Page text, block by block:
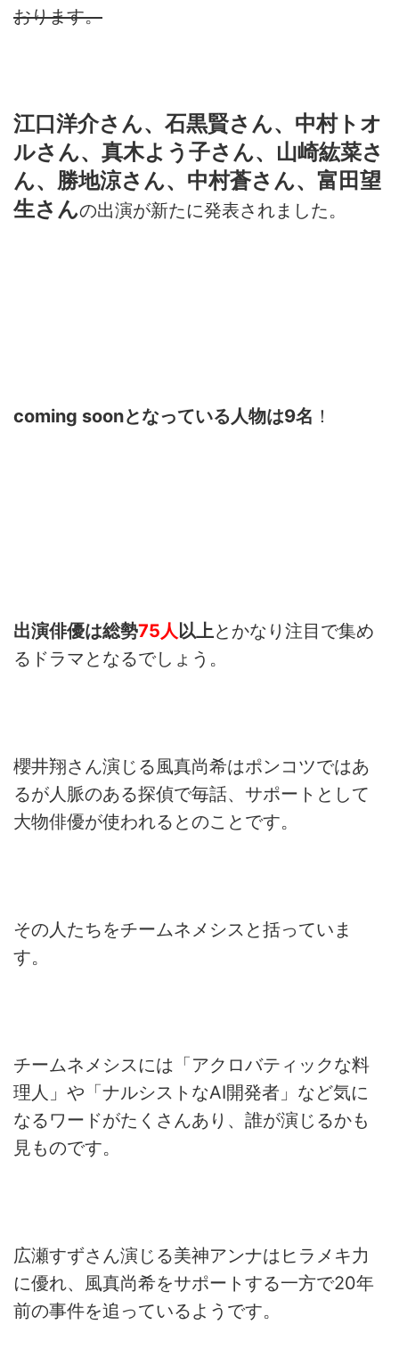
おります。
江口洋介さん、石黒賢さん、中村トオ
ルさん、真木よう子さん、山崎紘菜さ
ん、勝地涼さん、中村蒼さん、富田望
生さんの出演が新たに発表されました。
coming soonとなっている人物は9名 ！
出演俳優は総勢75人以上とかなり注目で集め
るドラマと なるでしょう。
櫻井翔さん演じる風真尚希はポンコツではあ
るが人脈のある探偵で毎話、サポートとして
大物俳優が使われるとのことです。
その人たちをチームネメシスと括っていま
す。
チームネメシスには「アクロバティックな料
理人」や「ナルシストなAI開発者」など気に
なるワードがたくさんあり、 誰が演じるかも
見ものです。
広瀬すずさん演じる美神アンナはヒラメキ力
に優れ、 風真尚希をサポートする一方で20年
前の事件を追っているようです。